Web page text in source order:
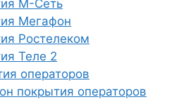
М-Сеть
Мегафон
Ростелеком
Теле 2
операторов
покрытия операторов